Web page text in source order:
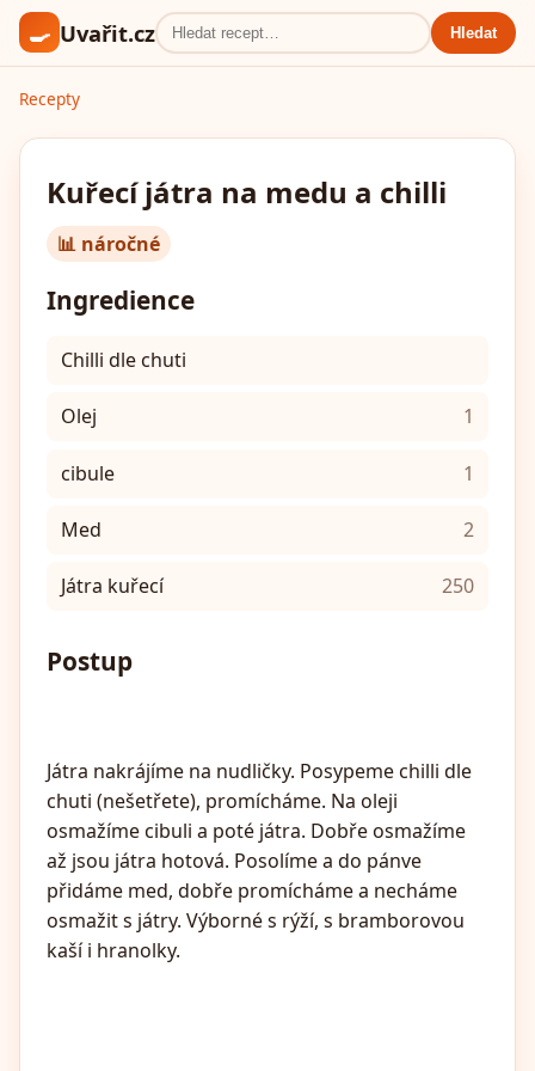
🍳 Uvařit.cz Hledat
Recepty
Kuřecí játra na medu a chilli
📊 náročné
Ingredience
Chilli dle chuti
Olej 1
cibule 1
Med 2
Játra kuřecí 250
Postup
Játra nakrájíme na nudličky. Posypeme chilli dle
chuti (nešetřete), promícháme. Na oleji
osmažíme cibuli a poté játra. Dobře osmažíme
až jsou játra hotová. Posolíme a do pánve
přidáme med, dobře promícháme a necháme
osmažit s játry. Výborné s rýží, s bramborovou
kaší i hranolky.